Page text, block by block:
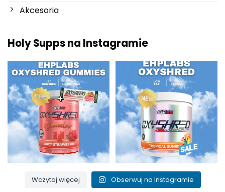
Akcesoria
Holy Supps na Instagramie
Nowości w Holy Supps 🍬⚡
OxyShred Gummies od...
3 0
Niska zawartość tłuszczu i 150
mg kofeiny w...
0 2
Wczytaj więcej Obserwuj na Instagramie